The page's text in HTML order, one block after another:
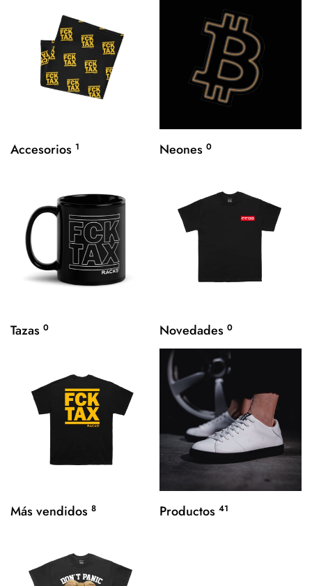
Accesorios 1 Neones 0
Tazas 0 Novedades 0
Más vendidos 8 Productos 41